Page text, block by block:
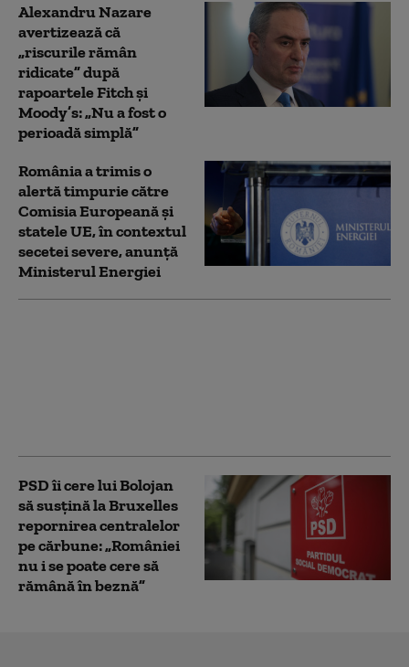
Alexandru Nazare
avertizează că
„riscurile rămân
ridicate” după
rapoartele Fitch și
Moody’s: „Nu a fost o
perioadă simplă”
România a trimis o
alertă timpurie către
Comisia Europeană și
statele UE, în contextul
secetei severe, anunță
Ministerul Energiei
PSD îi cere lui Bolojan
să susțină la Bruxelles
repornirea centralelor
pe cărbune: „României
nu i se poate cere să
rămână în beznă”